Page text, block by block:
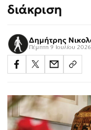
διάκριση
Δημήτρης
Πέμπτη 9 Ιουλίου